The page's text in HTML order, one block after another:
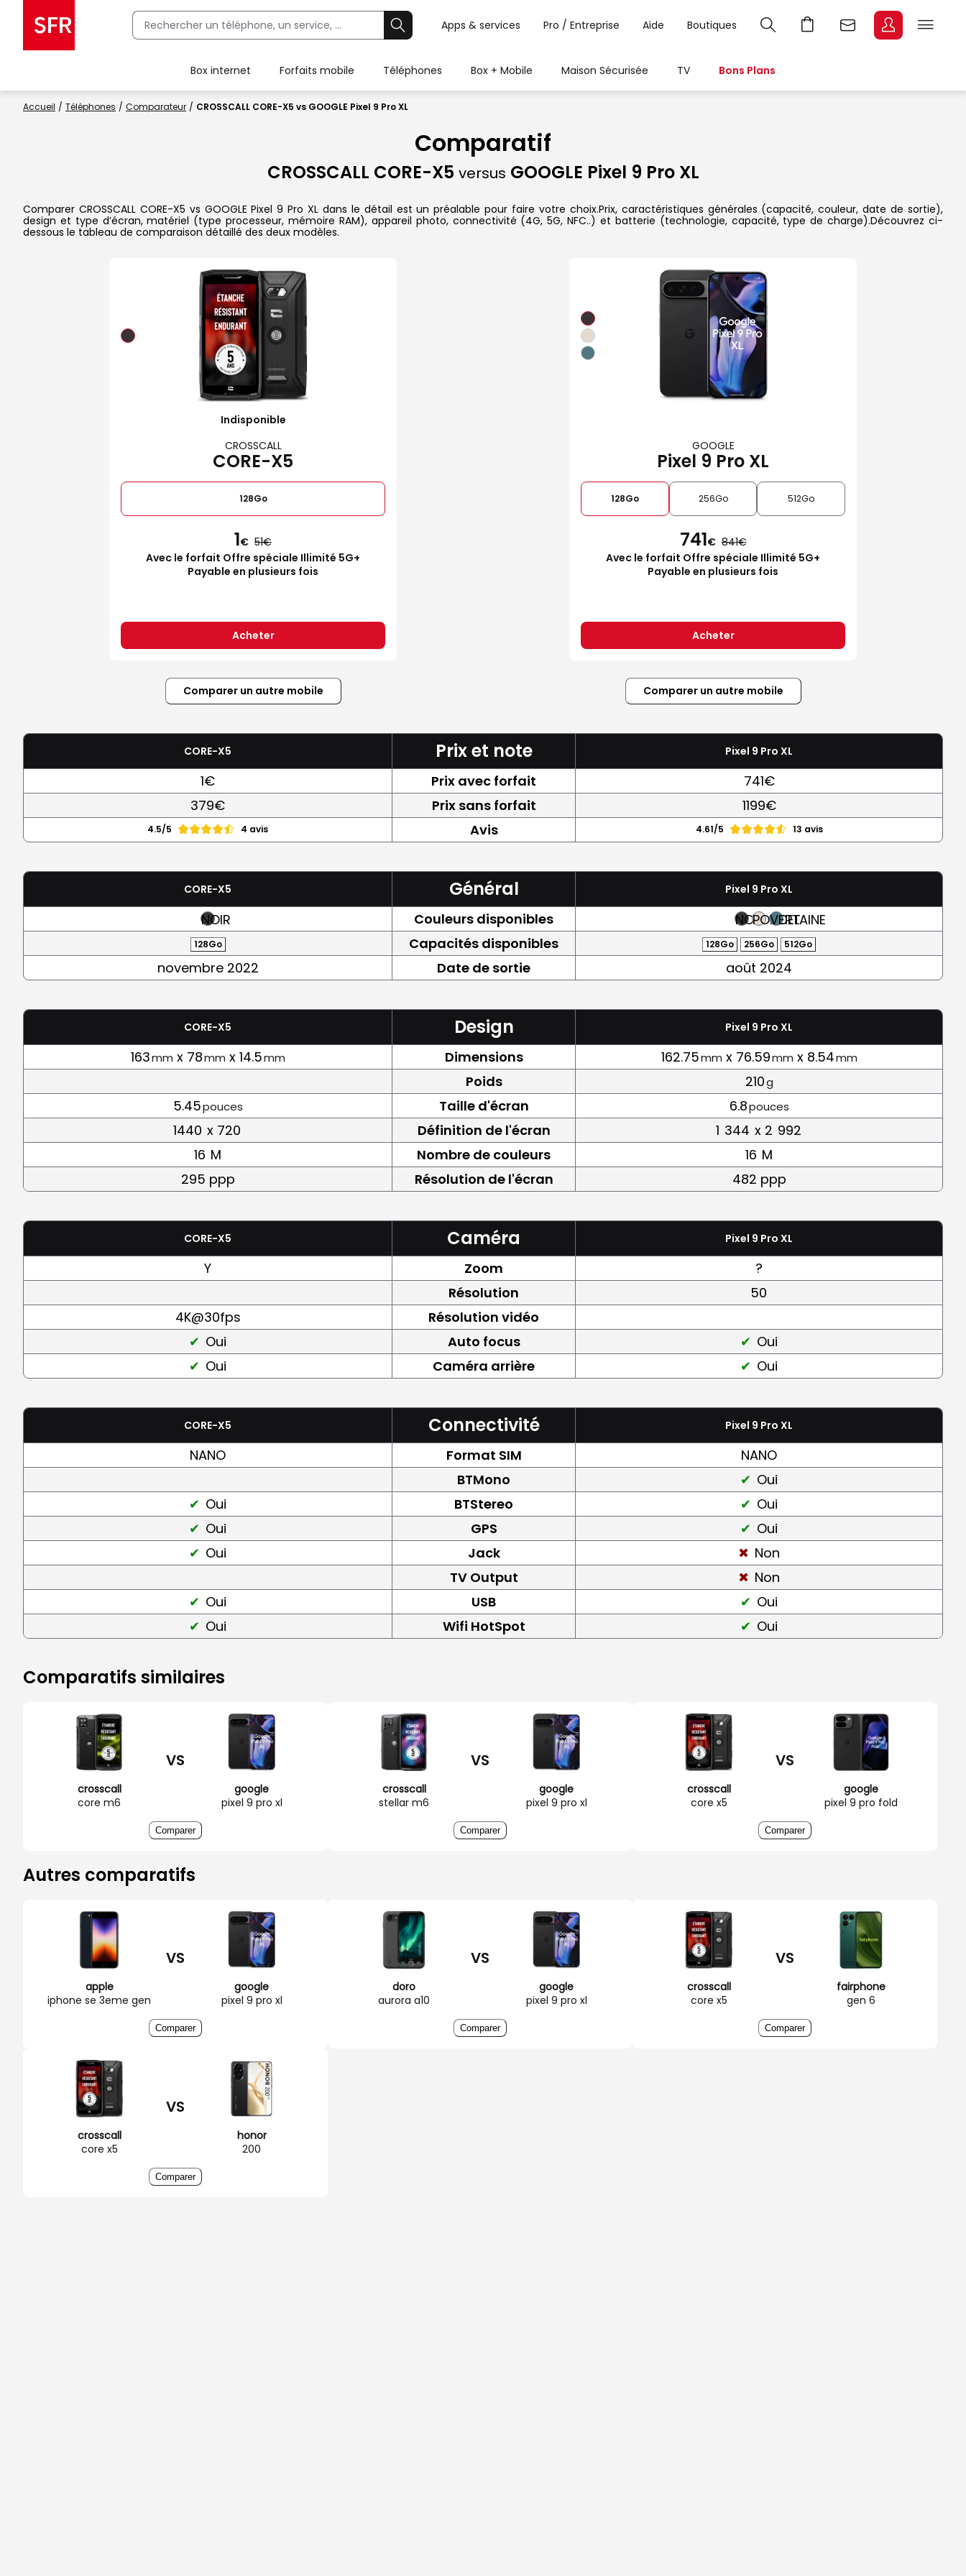
Apps & services Pro / Entreprise Aide Boutiques
Box internet Forfaits mobile Téléphones Box + Mobile Maison Sécurisée TV Bons Plans
Accueil Téléphones Comparateur CROSSCALL CORE-X5 vs GOOGLE Pixel 9 Pro XL
Comparatif
CROSSCALL CORE-X5 versus GOOGLE Pixel 9 Pro XL
Comparer CROSSCALL CORE-X5 vs GOOGLE Pixel 9 Pro XL dans le détail est un préalable pour faire votre choix.Prix, caractéristiques générales (capacité, couleur, date de sortie),
design et type d’écran, matériel (type processeur, mémoire RAM), appareil photo, connectivité (4G, 5G, NFC..) et batterie (technologie, capacité, type de charge).Découvrez ci-
dessous le tableau de comparaison détaillé des deux modèles.
Indisponible
CROSSCALL
CORE-X5
128Go
1€ 51
Avec le forfait Offre spéciale Illimité 5G+
Payable en plusieurs fois
Acheter
GOOGLE
Pixel 9 Pro XL
128Go 256Go 512Go
741€ 841
Avec le forfait Offre spéciale Illimité 5G+
Payable en plusieurs fois
Acheter
Comparer un autre mobile Comparer un autre mobile
CORE-X5 Prix et note Pixel 9 Pro XL
1€ Prix avec forfait
741€
379€
Prix sans forfait 1199€
4.5/5 4 avis Avis 4.61/5 13 avis
CORE-X5 Général Pixel 9 Pro XL
NOIR Couleurs disponibles NOIRPORCELAINE
VERT
128Go Capacités disponibles 128Go 256Go 512Go
novembre 2022 Date de sortie août 2024
CORE-X5 Design Pixel 9 Pro XL
163mm x 78mm x 14.5mm Dimensions 162.75mm x 76.59mm x 8.54mm
Poids 210g
5.45pouces Taille d'écran 6.8pouces
1440 x 720 Définition de l'écran 1 344 x 2 992
16 M Nombre de couleurs 16 M
295 ppp
Résolution de l'écran 482 ppp
CORE-X5 Caméra Pixel 9 Pro XL
Y Zoom
?
Résolution
50
4K@30fps
Résolution vidéo
Oui
Auto focus
Oui
Oui
Caméra arrière Oui
CORE-X5 Connectivité Pixel 9 Pro XL
NANO Format SIM
NANO
BTMono
Oui
Oui
BTStereo
Oui
Oui
GPS
Oui
Oui
Jack
Non
TV Output
Non
Oui
USB
Oui
Oui
Wifi HotSpot Oui
Comparatifs similaires
crosscall
core m6
VS
google
pixel 9 pro xl
Comparer
crosscall
stellar m6
VS
google
pixel 9 pro xl
Comparer
crosscall
core x5
VS
google
pixel 9 pro fold
Comparer
Autres comparatifs
apple
iphone se 3eme gen
VS
google
pixel 9 pro xl
Comparer
doro
aurora a10
VS
google
pixel 9 pro xl
Comparer
crosscall
core x5
VS
fairphone
gen 6
Comparer
crosscall
core x5
VS
honor
200
Comparer